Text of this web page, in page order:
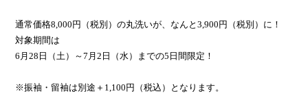
通常価格8,000円（税別）の丸洗いが、なんと3,900円（税別）に！
対象期間は
6月28日（土）～7月2日（水）までの5日間限定！
※振袖・留袖は別途＋1,100円（税込）となります。